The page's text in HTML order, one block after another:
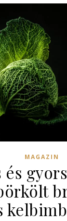
MAGAZIN